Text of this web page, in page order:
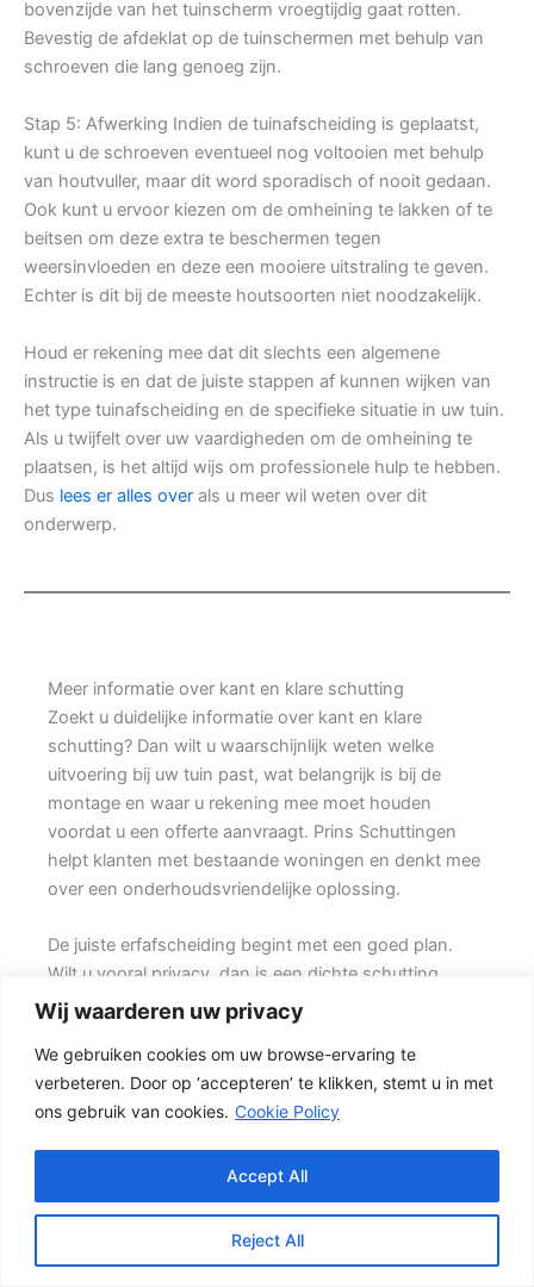
Wij waarderen uw privacy
We gebruiken cookies om uw browse-ervaring te
verbeteren. Door op ‘accepteren’ te klikken, stemt u in met
ons gebruik van cookies. Cookie Policy
Reject All
Accept All
bovenzijde van het tuinscherm vroegtijdig gaat rotten.
Bevestig de afdeklat op de tuinschermen met behulp van
schroeven die lang genoeg zijn.
Stap 5: Afwerking Indien de tuinafscheiding is geplaatst,
kunt u de schroeven eventueel nog voltooien met behulp
van houtvuller, maar dit word sporadisch of nooit gedaan.
Ook kunt u ervoor kiezen om de omheining te lakken of te
beitsen om deze extra te beschermen tegen
weersinvloeden en deze een mooiere uitstraling te geven.
Echter is dit bij de meeste houtsoorten niet noodzakelijk.
Houd er rekening mee dat dit slechts een algemene
instructie is en dat de juiste stappen af kunnen wijken van
het type tuinafscheiding en de specifieke situatie in uw tuin.
Als u twijfelt over uw vaardigheden om de omheining te
plaatsen, is het altijd wijs om professionele hulp te hebben.
Dus lees er alles over als u meer wil weten over dit
onderwerp.
Meer informatie over kant en klare schutting
Zoekt u duidelijke informatie over kant en klare
schutting? Dan wilt u waarschijnlijk weten welke
uitvoering bij uw tuin past, wat belangrijk is bij de
montage en waar u rekening mee moet houden
voordat u een offerte aanvraagt. Prins Schuttingen
helpt klanten met bestaande woningen en denkt mee
over een onderhoudsvriendelijke oplossing.
De juiste erfafscheiding begint met een goed plan.
Wilt u vooral privacy, dan is een dichte schutting
meestal de beste keuze. Ook de ondergrond, de
lengte van de schutting en de aanwezigheid van
poorten of hoeken hebben invloed op de beste
oplossing.
In veel tuinen wordt gekozen voor een combinatie
van hout en beton. {De betonpalen en betonplaten
zorgen voor stabiliteit, terwijl de houten schermen